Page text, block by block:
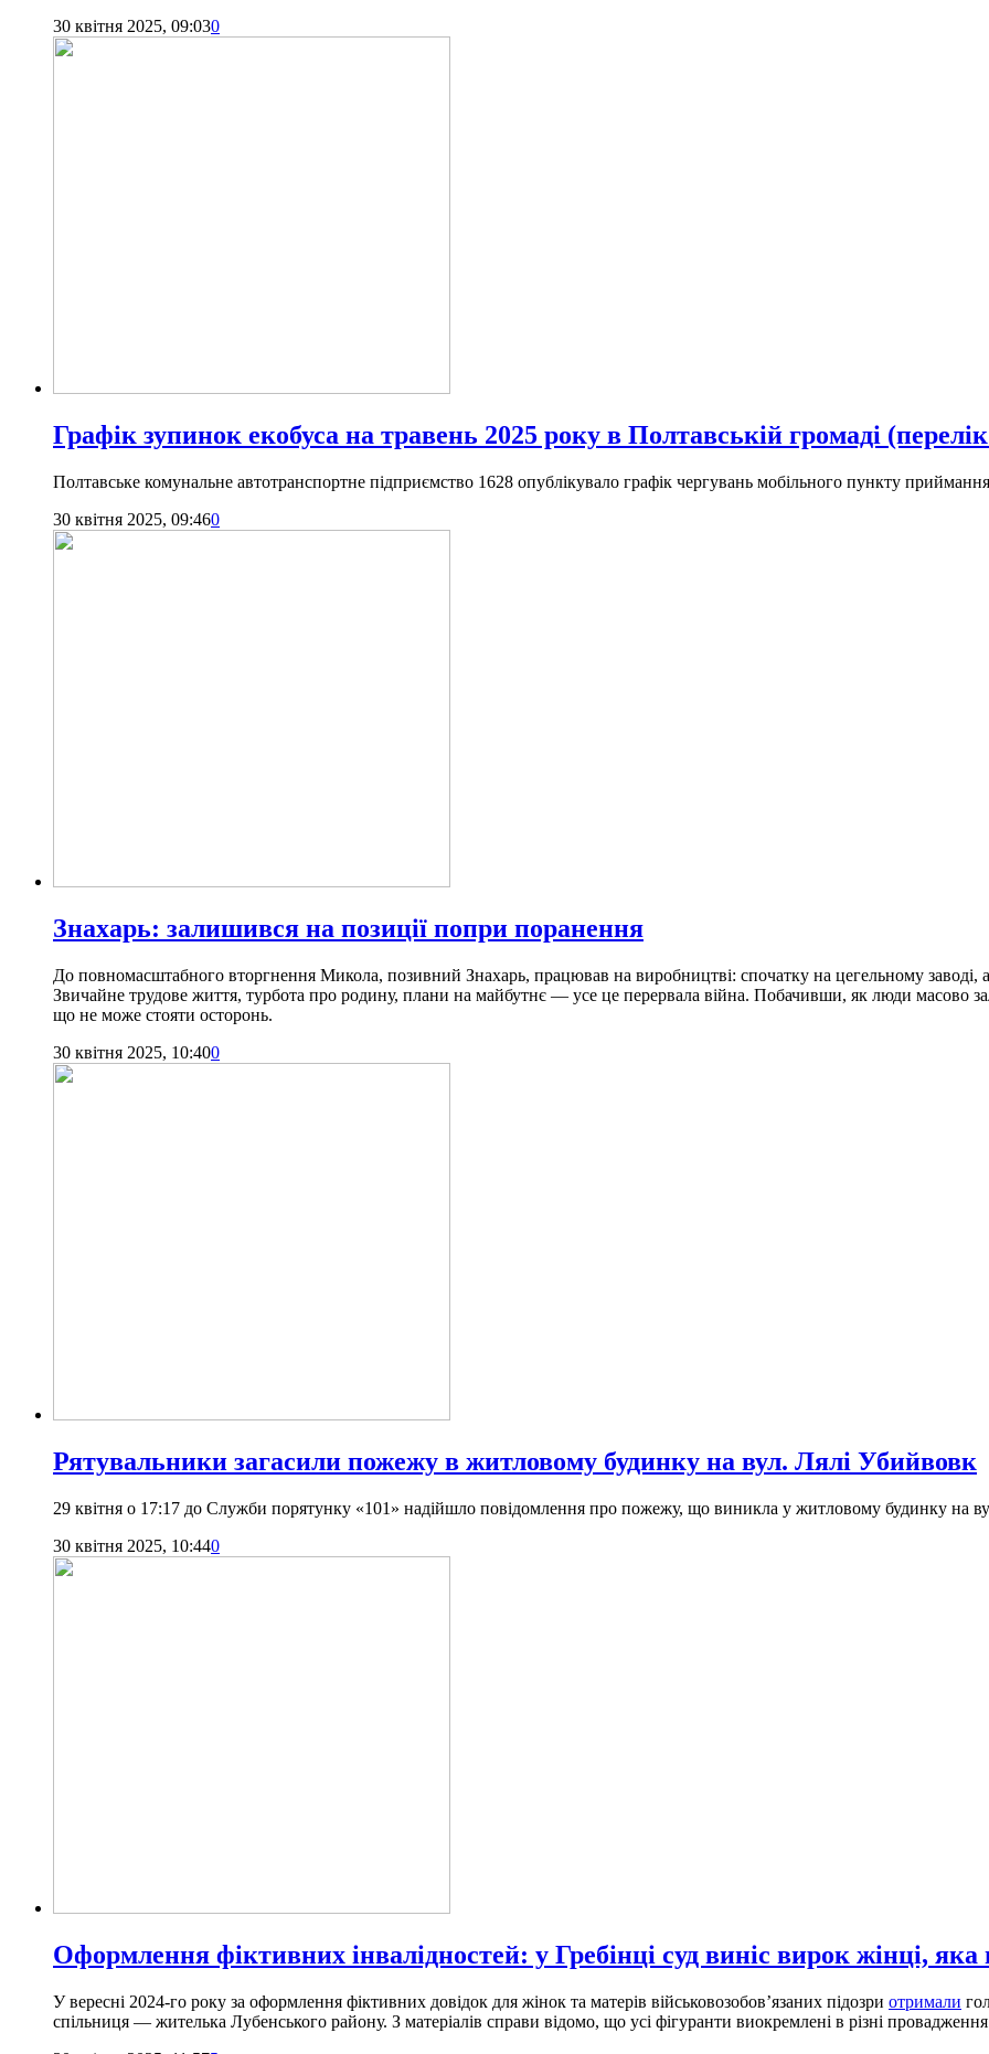
30 квітня 2025, 09:030
Графік зупинок екобуса на травень 2025 року в Полтавській громаді
Полтавське комунальне автотранспортне підприємство 1628 опублікувало графік чергувань мобільного пункту
30 квітня 2025, 09:460
Знахарь: залишився на позиції попри поранення
До повномасштабного вторгнення Микола, позивний Знахарь, працював на виробництві: спочатку на цегельному заводі,
Звичайне трудове життя, турбота про родину, плани на майбутнє — усе це перервала війна. Побачивши, як люди масово
що не може стояти осторонь.
30 квітня 2025, 10:400
Рятувальники загасили пожежу в житловому будинку на вул. Лялі Убийвовк
29 квітня о 17:17 до Служби порятунку «101» надійшло повідомлення про пожежу, що виникла у житловому будинку на
30 квітня 2025, 10:440
Оформлення фіктивних інвалідностей: у Гребінці суд виніс вирок жінці, яка
У вересні 2024-го року за оформлення фіктивних довідок для жінок та матерів військовозобов’язаних підозри отримали
спільниця — жителька Лубенського району. З матеріалів справи відомо, що усі фігуранти виокремлені в різні провадження